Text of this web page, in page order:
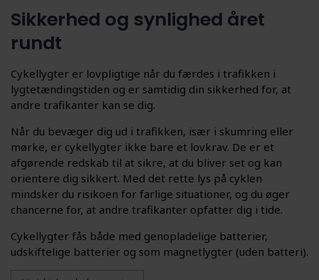
Sikkerhed og synlighed året
rundt
Cykellygter er lovpligtige når du færdes i trafikken i
lygtetændingstiden og er samtidig din sikkerhed for, at
andre trafikanter kan se dig.
Når du bevæger dig ud i trafikken, især i skumring eller
mørke, er cykellygter ikke bare et lovkrav. De er et
afgørende redskab til at sikre, at du bliver set og kan
orientere dig sikkert. Med det rette lys på cyklen
mindsker du risikoen for farlige situationer, og du øger
chancerne for, at andre trafikanter opfatter dig i tide.
Cykellygter fås både med genopladelige batterier,
udskiftelige batterier og som magnetlygter (uden batteri).